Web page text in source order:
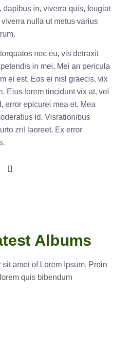
dapibus in, viverra quis, feugiat
nulla ut metus varius
nec eu, vis detraxit
in mei. Mei an pericula
ei est. Eos ei nisl graecis, vix
Eius lorem tincidunt vix at, vel
error epicurei mea et. Mea
id. Visrationibus
zril laoreet. Ex error
Albums
sit amet of Lorem Ipsum. Proin
lorem quis bibendum